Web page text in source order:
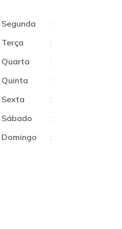
Segunda :
Terça
:
Quarta
:
Quinta
:
Sexta
:
Sábado
:
Domingo
: